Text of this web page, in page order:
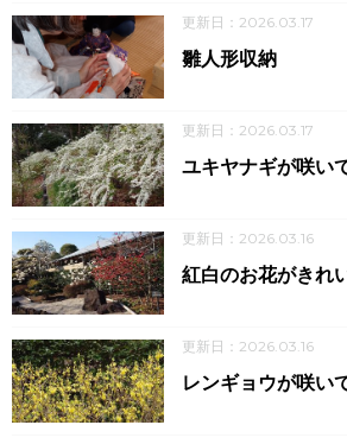
更新日：2026.03.17
雛人形収納
更新日：2026.03.17
ユキヤナギが咲い
更新日：2026.03.16
紅白のお花がきれ
更新日：2026.03.16
レンギョウが咲い